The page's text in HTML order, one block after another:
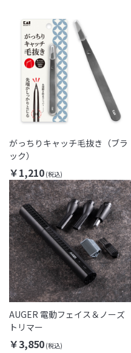
がっちりキャッチ毛抜き（ブラ
ック）
￥1,210
AUGER 電動フェイス＆ノーズ
トリマー
￥3,850